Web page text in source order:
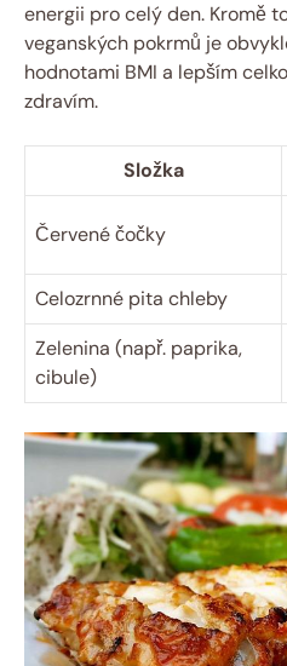
energii pro celý den. Kromě
veganských pokrmů je
hodnotami BMI a lepším
zdravím.
Složka
Červené čočky
Celozrnné pita chleby
Zelenina (např. paprika,
cibule)